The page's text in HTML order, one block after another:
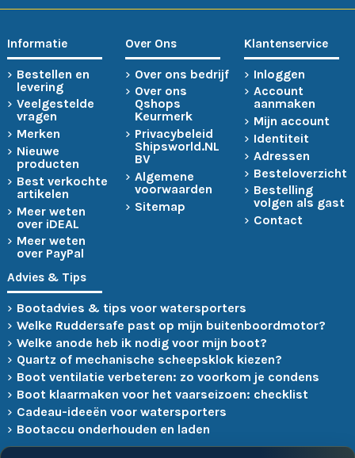
Informatie
Bestellen en
levering
Veelgestelde
vragen
Merken
Nieuwe
producten
Best verkochte
artikelen
Meer weten
over iDEAL
Meer weten
over PayPal
Over Ons
Over ons bedrijf
Over ons
Qshops
Keurmerk
Privacybeleid
Shipsworld.NL
BV
Algemene
voorwaarden
Sitemap
Klantenservice
Inloggen
Account
aanmaken
Mijn account
Identiteit
Adressen
Besteloverzicht
Bestelling
volgen als gast
Contact
Advies & Tips
Bootadvies & tips voor watersporters
Welke Ruddersafe past op mijn buitenboordmotor?
Welke anode heb ik nodig voor mijn boot?
Quartz of mechanische scheepsklok kiezen?
Boot ventilatie verbeteren: zo voorkom je condens
Boot klaarmaken voor het vaarseizoen: checklist
Cadeau-ideeën voor watersporters
Bootaccu onderhouden en laden